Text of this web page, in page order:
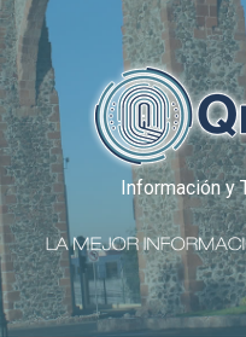
Información y